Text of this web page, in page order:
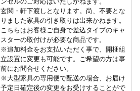
玄関・軒下渡しとなります。尚、不要とな
りました家具の引き取りは出来かねます。
こちらはお客様ご自身で差込タイプのキャ
スターの取付けが必要な商品です。
※追加料金をお支払いただく事で、開梱組
立設置に変更も可能です。ご希望の方は事
前にお問合せください。
※大型家具の専用便で配送の場合、お届け
予定日確定後の変更をお受けすることがで